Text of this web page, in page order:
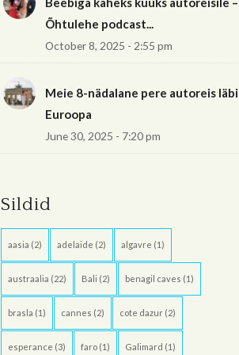
Õhtulehe podcast...
October 8, 2025 - 2:55 pm
Meie 8-nädalane pere autoreis läbi
Euroopa
June 30, 2025 - 7:20 pm
Sildid
aasia (2) adelaide (2) algavre (1)
austraalia (22) Bali (2) benagil caves (1)
brasla (1) cannes (2) cote dazur(2)
esperance (3) faro(1) Galimard (1)